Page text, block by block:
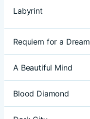
Labyrint
Requiem for a Dream
A Beautiful Mind
Blood Diamond